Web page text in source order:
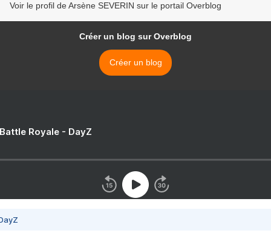
Voir le profil de Arsène SEVERIN sur le portail Overblog
Créer un blog sur Overblog
Créer un blog
Royale - DayZ